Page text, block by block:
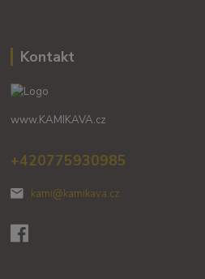
Kontakt
www.KAMIKAVA.cz
+420775930985
kami@kamikava.cz